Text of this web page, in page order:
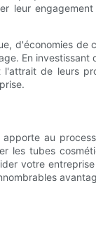
leur
d'économies de
En investissant
l'attrait de leurs
au
les tubes
votre